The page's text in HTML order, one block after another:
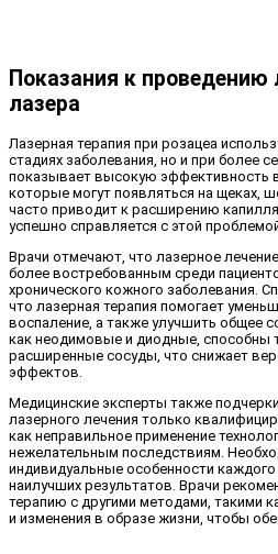
Показания к
лазера
Лазерная терапия при розацеа
стадиях заболевания, но и при более
показывает высокую эффективность
которые могут появляться на щеках,
часто приводит к расширению
успешно справляется с этой
Врачи отмечают, что лазерное
более востребованным среди
хронического кожного заболевания.
что лазерная терапия помогает
воспаление, а также улучшить общее
как неодимовые и диодные, способны
расширенные сосуды, что снижает
эффектов.
Медицинские эксперты также
лазерного лечения только
как неправильное применение
нежелательным последствиям.
индивидуальные особенности
наилучших результатов. Врачи
терапию с другими методами, такими
и изменения в образе жизни, чтобы